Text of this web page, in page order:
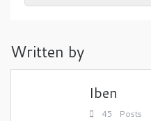
æ
s
n
Written by
Iben
45 Posts